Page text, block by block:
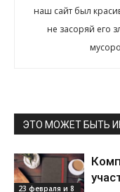
наш сайт был
не засоряй его
ЭТО МОЖЕТ БЫТЬ
23 февраля и 8